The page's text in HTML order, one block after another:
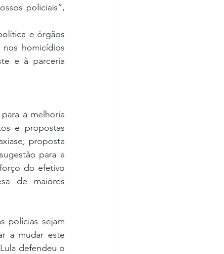
policiais”,
e órgãos
homicídios
e à parceria
a melhoria
e propostas
proposta
para a
do efetivo
de maiores
polícias sejam
a mudar este
defendeu o